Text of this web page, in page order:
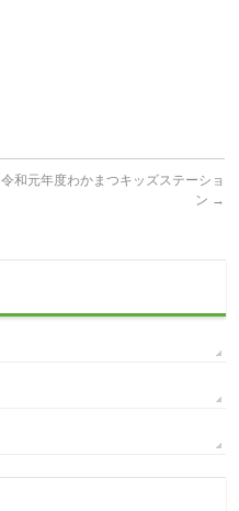
令和元年度わかまつキッズステーショ
ン →